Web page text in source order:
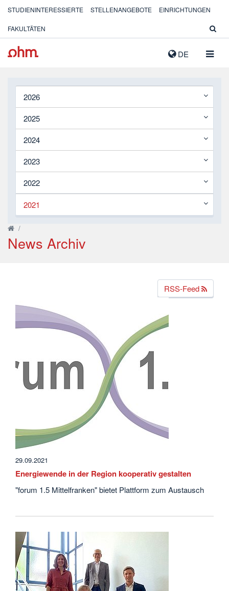
DE
STUDIENINTERESSIERTE STELLENANGEBOTE EINRICHTUNGEN
FAKULTÄTEN
2026
2025
2024
2023
2022
2021
/
News Archiv
RSS-Feed
29.09.2021
Energiewende in der Region kooperativ gestalten
"forum 1.5 Mittelfranken" bietet Plattform zum Austausch